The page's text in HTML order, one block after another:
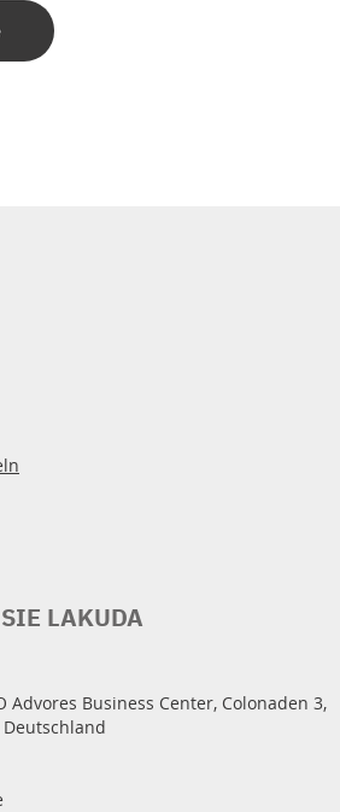
LAKUDA
Advores Business Center, Colonaden 3,